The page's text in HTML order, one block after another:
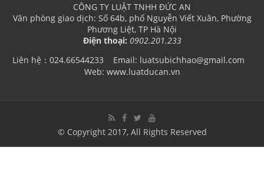
CÔNG TY LUẬT TNHH ĐỨC AN
Văn phòng giao dịch: Số 64b, phố Nguyễn Viết Xuân, Phường
Phương Liệt, TP Hà Nội
Điện thoại: 0902.201.233
Liên hệ：024.66544233 Email: luatsubichhao@gmail.com
Web: www.luatducan.vn
© Copyright 2017, All Rights Reserved